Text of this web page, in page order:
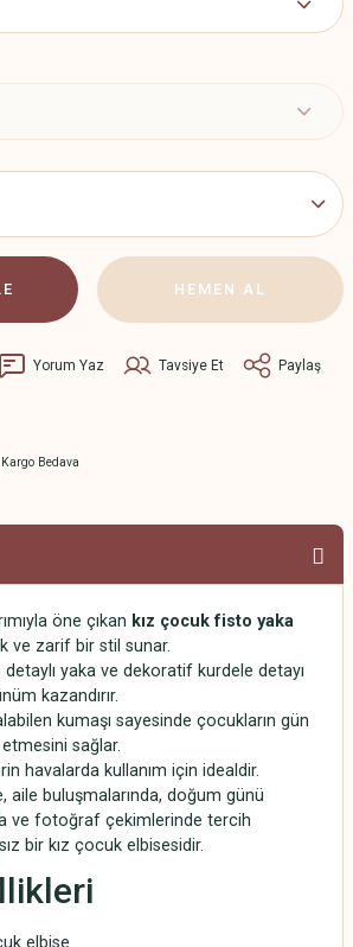
HEMEN AL
Yorum Yaz Tavsiye Et Paylaş
Kargo Bedava
öne çıkan kız çocuk fisto yaka
ve zarif bir stil sunar.
detaylı yaka ve dekoratif kurdele detayı
kazandırır.
kumaşı sayesinde çocukların gün
sağlar.
havalarda kullanım için idealdir.
aile buluşmalarında, doğum günü
ve fotoğraf çekimlerinde tercih
bir kız çocuk elbisesidir.
elbise